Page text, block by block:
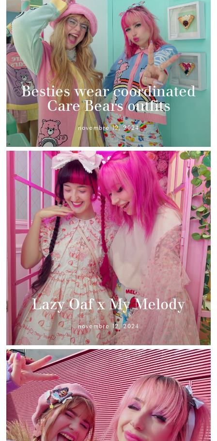
Besties wear coordinated
Care Bears outfits
novembre 12, 2024
Lazy Oaf x My Melody
novembre 12, 2024